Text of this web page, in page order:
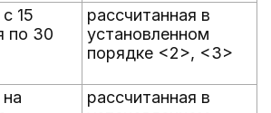
15
по 30
рассчитанная в
установленном
порядке <2>, <3>
рассчитанная в